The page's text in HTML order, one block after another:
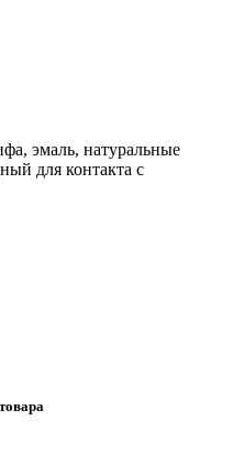
эмаль, натуральные
для контакта с